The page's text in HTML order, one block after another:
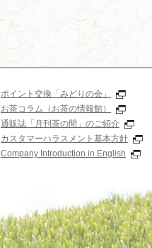
ポイント交換「みどりの会」
お茶コラム（お茶の情報館）
通販誌「月刊茶の間」のご紹介
カスタマーハラスメント基本方針
Company Introduction in English